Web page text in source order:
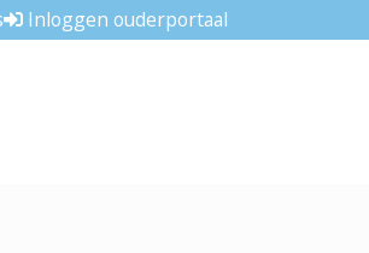
Inloggen ouderportaal